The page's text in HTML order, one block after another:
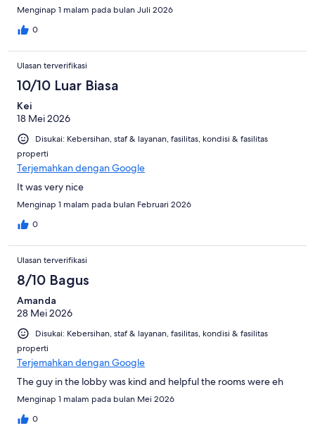
Menginap 1 malam pada bulan Juli 2026
0
Ulasan terverifikasi
10/10 Luar Biasa
Kei
18 Mei 2026
Disukai: Kebersihan, staf & layanan, fasilitas, kondisi & fasilitas
properti
Terjemahkan dengan Google
It was very nice
Menginap 1 malam pada bulan Februari 2026
0
Ulasan terverifikasi
8/10 Bagus
Amanda
28 Mei 2026
Disukai: Kebersihan, staf & layanan, fasilitas, kondisi & fasilitas
properti
Terjemahkan dengan Google
The guy in the lobby was kind and helpful the rooms were eh
Menginap 1 malam pada bulan Mei 2026
0